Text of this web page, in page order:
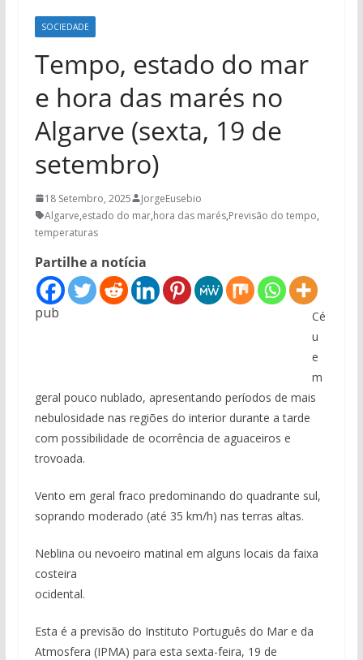
SOCIEDADE
Tempo, estado do mar
e hora das marés no
Algarve (sexta, 19 de
setembro)
18 Setembro, 2025
JorgeEusebio
Algarve,estado do mar,hora das marés,Previsão do tempo,
temperaturas
Partilhe a notícia
pub
Cé
u
e
m
geral pouco nublado, apresentando períodos de mais
nebulosidade nas regiões do interior durante a tarde
com possibilidade de ocorrência de aguaceiros e
trovoada.
Vento em geral fraco predominando do quadrante sul,
soprando moderado (até 35 km/h) nas terras altas.
Neblina ou nevoeiro matinal em alguns locais da faixa
costeira
ocidental.
Esta é a previsão do Instituto Português do Mar e da
Atmosfera (IPMA) para esta sexta-feira, 19 de